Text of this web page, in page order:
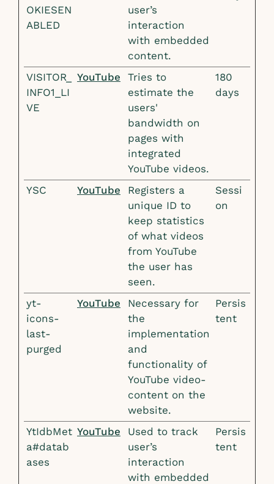
OKIESEN
ABLED
user’s
interaction
with embedded
content.
VISITOR_
INFO1_LI
VE
YouTube
Tries to
estimate the
users'
bandwidth on
pages with
integrated
YouTube videos.
180
days
YSC YouTube
Registers a
unique ID to
keep statistics
of what videos
from YouTube
the user has
seen.
Sessi
on
yt-
icons-
last-
purged
YouTube
Necessary for
the
implementation
and
functionality of
YouTube video-
content on the
website.
Persis
tent
YtIdbMet
a#datab
ases
YouTube
Used to track
user’s
interaction
with embedded
Persis
tent